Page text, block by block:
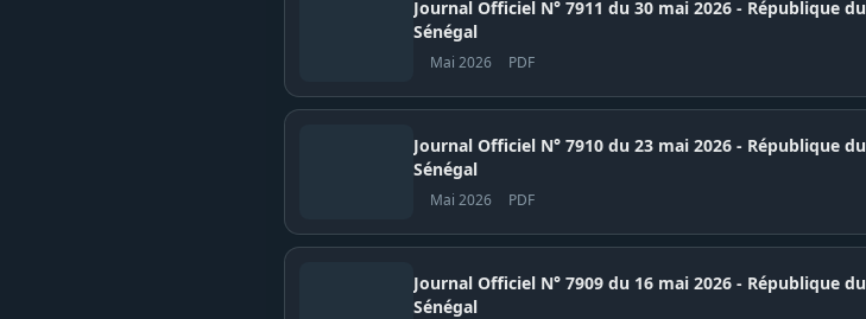
Journal Officiel N° 7911 du 30 mai 2026 - République du
Sénégal
Mai 2026 PDF
Journal Officiel N° 7910 du 23 mai 2026 - République du
Sénégal
Mai 2026 PDF
Journal Officiel N° 7909 du 16 mai 2026 - République du
Sénégal